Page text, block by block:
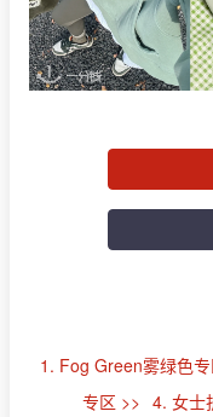
1. Fog Green雾绿色
专区 >> 4. 女士